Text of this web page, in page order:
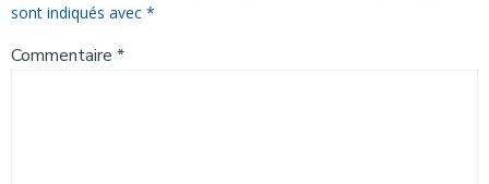
sont indiqués avec *
Commentaire *